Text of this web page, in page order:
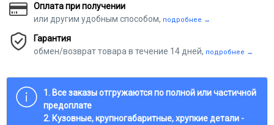
Оплата при получении
или другим удобным способом, подробнее →
Гарантия
обмен/возврат товара в течение 14 дней, подробнее →
1. Все заказы отгружаются по полной или частичной
предоплате
2. Кузовные, крупногабаритные, хрупкие детали -